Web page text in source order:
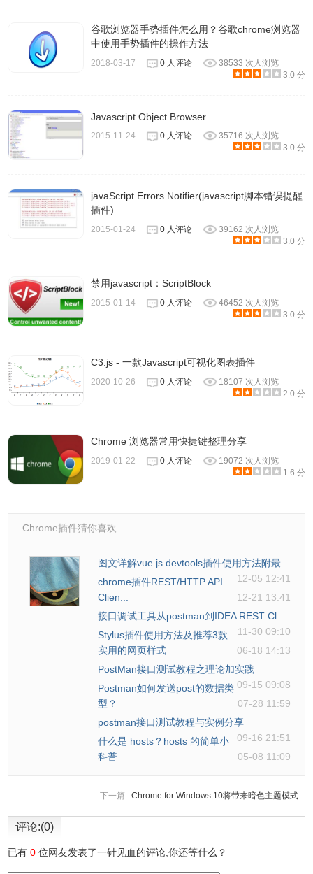
谷歌浏览器手势插件怎么用？谷歌chrome浏览器
中使用手势插件的操作方法
2018-03-17 0 人评论
38533 次人浏览
3.0 分
Javascript Object Browser
2015-11-24 0 人评论
35716 次人浏览
3.0 分
javaScript Errors Notifier(javascript脚本错误提醒
插件)
2015-01-24 0 人评论
39162 次人浏览
3.0 分
禁用javascript：ScriptBlock
2015-01-14 0 人评论
46452 次人浏览
3.0 分
C3.js - 一款Javascript可视化图表插件
2020-10-26 0 人评论
18107 次人浏览
2.0 分
Chrome 浏览器常用快捷键整理分享
2019-01-22 0 人评论
19072 次人浏览
1.6 分
Chrome插件猜你喜欢
图文详解vue.js devtools插件使用方法附最...
12-05 12:41
chrome插件REST/HTTP API
Clien...
12-21 13:41
接口调试工具从postman到IDEA REST Cl...
11-30 09:10
Stylus插件使用方法及推荐3款
实用的网页样式
06-18 14:13
PostMan接口测试教程之理论加实践
09-15 09:08
Postman如何发送post的数据类
型？
07-28 11:59
postman接口测试教程与实例分享
09-16 21:51
什么是 hosts？hosts 的简单小
科普
05-08 11:09
下一篇 : Chrome for Windows 10将带来暗色主题模式
评论:(0)
已有0 位网友发表了一针见血的评论,你还等什么？